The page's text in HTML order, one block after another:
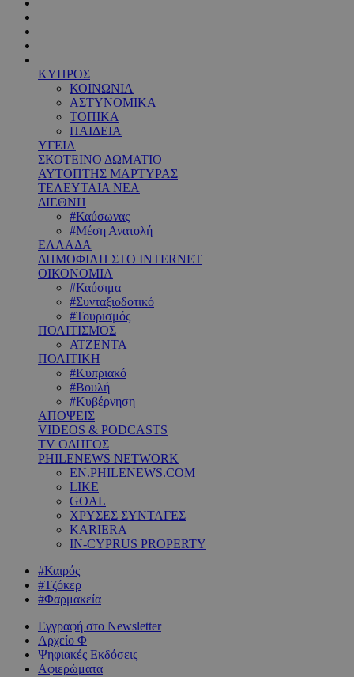
ΚΥΠΡΟΣ
ΚΟΙΝΩΝΙΑ
ΑΣΤΥΝΟΜΙΚΑ
ΤΟΠΙΚΑ
ΠΑΙΔΕΙΑ
ΥΓΕΙΑ
ΣΚΟΤΕΙΝΟ ΔΩΜΑΤΙΟ
ΑΥΤΟΠΤΗΣ ΜΑΡΤΥΡΑΣ
ΤΕΛΕΥΤΑΙΑ ΝΕΑ
ΔΙΕΘΝΗ
#Καύσωνας
#Μέση Ανατολή
ΕΛΛΑΔΑ
ΔΗΜΟΦΙΛΗ ΣΤΟ INTERNET
ΟΙΚΟΝΟΜΙΑ
#Καύσιμα
#Συνταξιοδοτικό
#Τουρισμός
ΠΟΛΙΤΙΣΜΟΣ
ΑΤΖΕΝΤΑ
ΠΟΛΙΤΙΚΗ
#Κυπριακό
#Βουλή
#Κυβέρνηση
ΑΠΟΨΕΙΣ
VIDEOS & PODCASTS
TV ΟΔΗΓΟΣ
PHILENEWS NETWORK
EN.PHILENEWS.COM
LIKE
GOAL
ΧΡΥΣΕΣ ΣΥΝΤΑΓΕΣ
KARIERA
IN-CYPRUS PROPERTY
#Καιρός
#Τζόκερ
#Φαρμακεία
Εγγραφή στο Newsletter
Αρχείο Φ
Ψηφιακές Εκδόσεις
Αφιερώματα